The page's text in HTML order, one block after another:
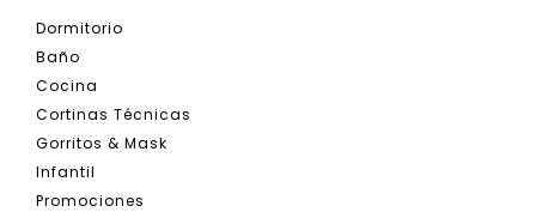
Dormitorio
Baño
Cocina
Cortinas Técnicas
Gorritos & Mask
Infantil
Promociones